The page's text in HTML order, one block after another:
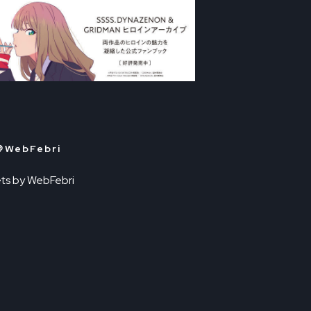
WebFebri
by WebFebri